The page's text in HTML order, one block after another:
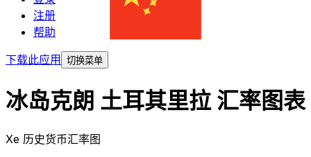
注册
帮助
下载此应用
切换菜单
冰岛克朗 土耳其里拉 汇率图表
Xe 历史货币汇率图